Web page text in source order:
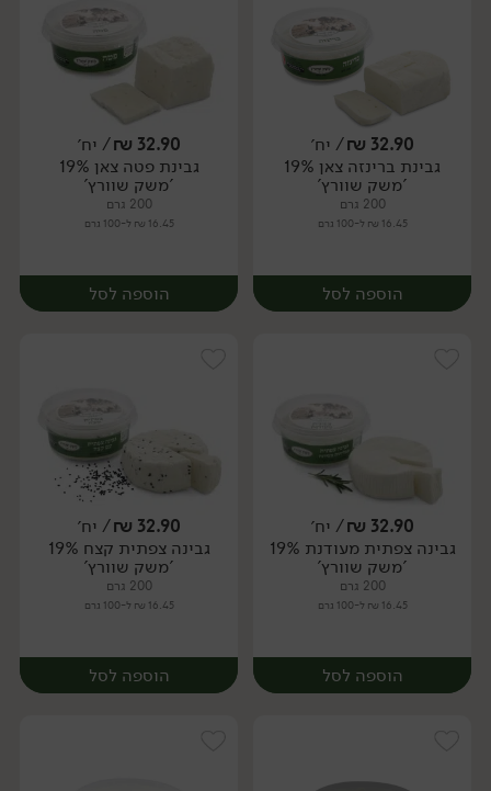
יח׳ יח׳
32.90
₪/ יח׳
גבינת ברינזה צאן 19%
'משק שוורץ'
200 גרם
16.45 ₪ ל-100 גרם
הוספה לסל
יח׳
32.90
₪/ יח׳
גבינת פטה צאן 19%
'משק שוורץ'
200 גרם
16.45 ₪ ל-100 גרם
הוספה לסל
יח׳
32.90
₪/ יח׳
גבינה צפתית מעודנת 19%
'משק שוורץ'
200 גרם
16.45 ₪ ל-100 גרם
הוספה לסל
32.90
₪/ יח׳
גבינה צפתית קצח 19%
'משק שוורץ'
200 גרם
16.45 ₪ ל-100 גרם
הוספה לסל